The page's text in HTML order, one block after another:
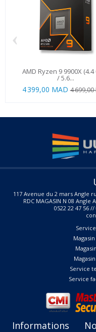
AMD Ryzen 9 9900X (4.4
/ 5.6...
4 399,00 MAD 4 699,00
‹
117 Avenue du 2 mars Angle
RDC MAGASIN N 08
0522 22 47 56
Service
Service
Informations